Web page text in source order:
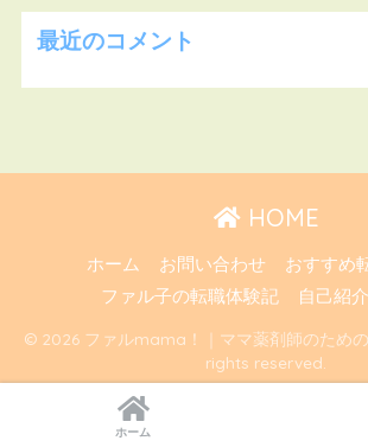
最近のコメント
HOME
ホーム お問い合わせ
おすすめ
ファル子の転職体験記
自己紹介
© 2026 ファルmama！｜ママ薬剤師のため
rights reserved.
ホーム